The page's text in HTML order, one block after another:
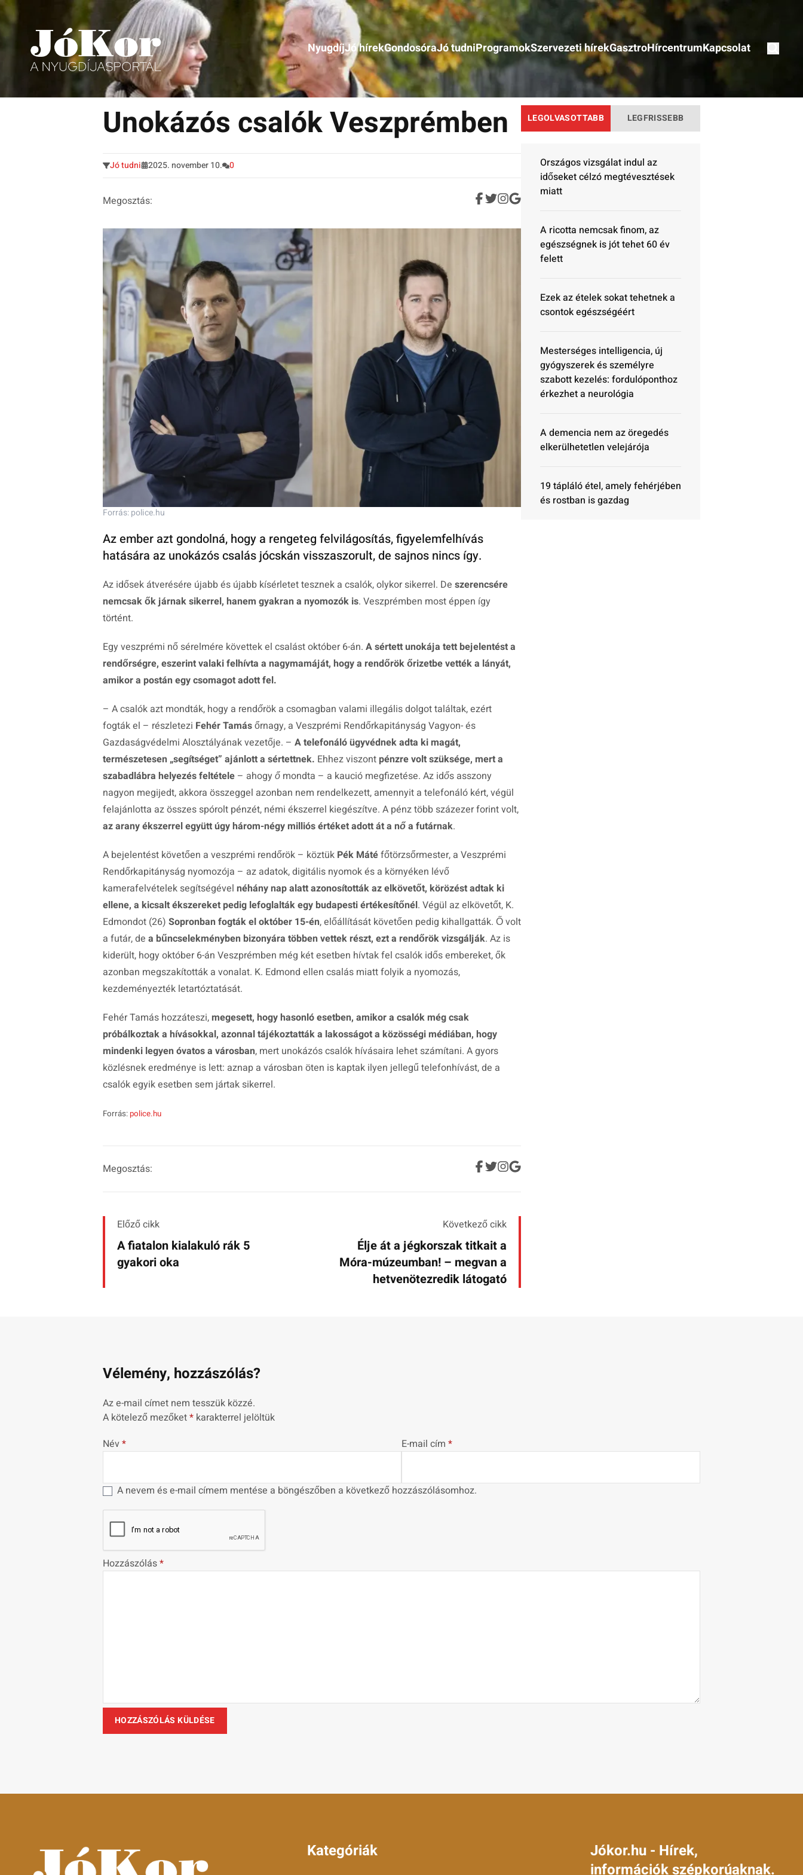
a
Tudnivalók, érdekességek idősek számára.
NyugdíjJó hírekGondosóraJó tudniProgramokSzervezeti hírekGasztroHírcentrumKapcsolat
Unokázós csalók Veszprémben
Jó tudni 2025. november 10. 0
Megosztás:
Forrás: police.hu
Az ember azt gondolná, hogy a rengeteg felvilágosítás, figyelemfelhívás
hatására az unokázós csalás jócskán visszaszorult, de sajnos nincs így.
Az idősek átverésére újabb és újabb kísérletet tesznek a csalók, olykor sikerrel. De szerencsére
nemcsak ők járnak sikerrel, hanem gyakran a nyomozók is. Veszprémben most éppen így
történt.
Egy veszprémi nő sérelmére követtek el csalást október 6-án. A sértett unokája tett bejelentést a
rendőrségre, eszerint valaki felhívta a nagymamáját, hogy a rendőrök őrizetbe vették a lányát,
amikor a postán egy csomagot adott fel.
– A csalók azt mondták, hogy a rendőrök a csomagban valami illegális dolgot találtak, ezért
fogták el – részletezi Fehér Tamásőrnagy, a Veszprémi Rendőrkapitányság Vagyon- és
Gazdaságvédelmi Alosztályának vezetője. – A telefonáló ügyvédnek adta ki magát,
természetesen „segítséget” ajánlott a sértettnek. Ehhez viszont pénzre volt szüksége, mert a
szabadlábra helyezés feltétele – ahogy ő mondta – a kaució megfizetése. Az idős asszony
nagyon megijedt, akkora összeggel azonban nem rendelkezett, amennyit a telefonáló kért, végül
felajánlotta az összes spórolt pénzét, némi ékszerrel kiegészítve. A pénz több százezer forint volt,
az arany ékszerrel együtt úgy három-négy milliós értéket adott át a nő a futárnak.
A bejelentést követően a veszprémi rendőrök – köztük Pék Mátéfőtörzsőrmester, a Veszprémi
Rendőrkapitányság nyomozója – az adatok, digitális nyomok és a környéken lévő
kamerafelvételek segítségével néhány nap alatt azonosították az elkövetőt, körözést adtak ki
ellene, a kicsalt ékszereket pedig lefoglalták egy budapesti értékesítőnél. Végül az elkövetőt, K.
Edmondot (26) Sopronban fogták el október 15-én, előállítását követően pedig kihallgatták. Ő volt
a futár, de a bűncselekményben bizonyára többen vettek részt, ezt a rendőrök vizsgálják. Az is
kiderült, hogy október 6-án Veszprémben még két esetben hívtak fel csalók idős embereket, ők
azonban megszakították a vonalat. K. Edmond ellen csalás miatt folyik a nyomozás,
kezdeményezték letartóztatását.
Fehér Tamás hozzáteszi,megesett, hogy hasonló esetben, amikor a csalók még csak
próbálkoztak a hívásokkal, azonnal tájékoztatták a lakosságot a közösségi médiában, hogy
mindenki legyen óvatos a városban, mert unokázós csalók hívásaira lehet számítani. A gyors
közlésnek eredménye is lett: aznap a városban öten is kaptak ilyen jellegű telefonhívást, de a
csalók egyik esetben sem jártak sikerrel.
Forrás: police.hu
Megosztás:
Előző cikk
A fiatalon kialakuló rák 5
gyakori oka
Következő cikk
Élje át a jégkorszak titkait a
Móra-múzeumban! – megvan a
hetvenötezredik látogató
LEGOLVASOTTABB LEGFRISSEBB
Országos vizsgálat indul az
időseket célzó megtévesztések
miatt
A ricotta nemcsak finom, az
egészségnek is jót tehet 60 év
felett
Ezek az ételek sokat tehetnek a
csontok egészségéért
Mesterséges intelligencia, új
gyógyszerek és személyre
szabott kezelés: fordulóponthoz
érkezhet a neurológia
A demencia nem az öregedés
elkerülhetetlen velejárója
19 tápláló étel, amely fehérjében
és rostban is gazdag
Vélemény, hozzászólás?
Az e-mail címet nem tesszük közzé.
A kötelező mezőket* karakterrel jelöltük
Név* E-mail cím *
A nevem és e-mail címem mentése a böngészőben a következő hozzászólásomhoz.
Hozzászólás*
Kategóriák
Jókor.hu - Hírek,
információk szépkorúaknak.